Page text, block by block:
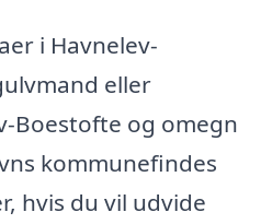
i Havnelev-
eller
Boestofte og omegn
kommunefindes
hvis du vil udvide